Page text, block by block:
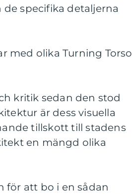
specifika detaljerna
med olika Turning Torso
kritik sedan den stod
är dess visuella
tillskott till stadens
en mängd olika
för att bo i en sådan